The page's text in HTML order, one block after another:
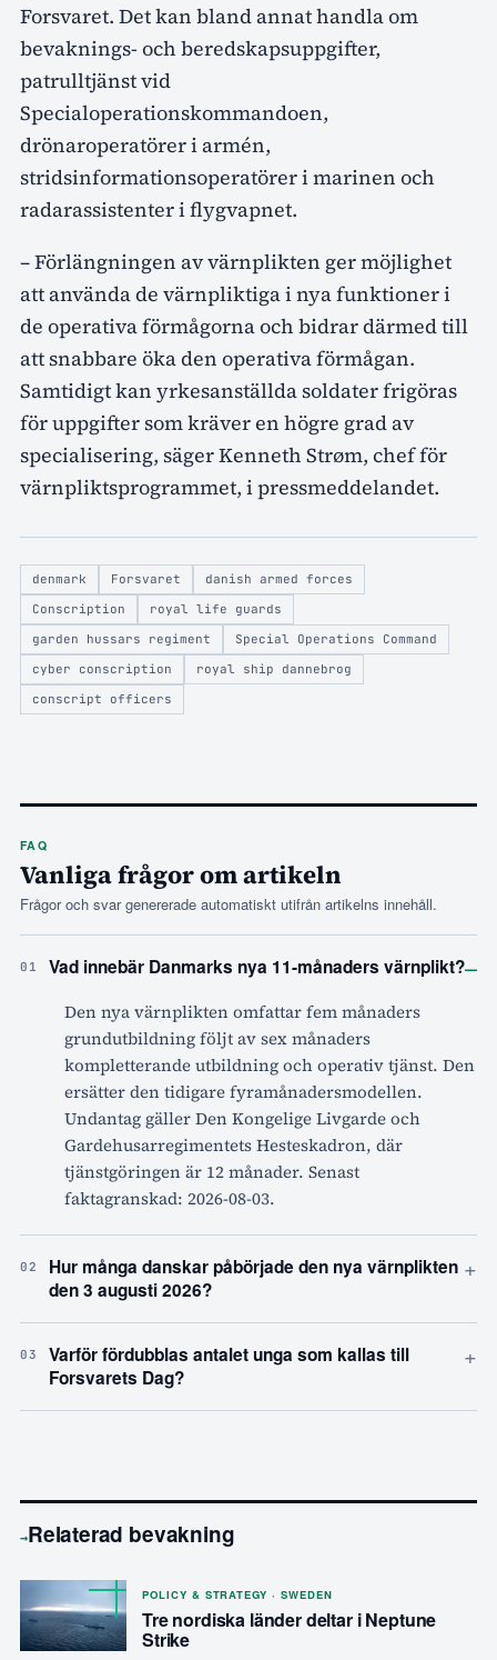
Forsvaret. Det kan bland annat handla om
bevaknings- och beredskapsuppgifter,
patrulltjänst vid
Specialoperationskommandoen,
drönaroperatörer i armén,
stridsinformationsoperatörer i marinen och
radarassistenter i flygvapnet.
– Förlängningen av värnplikten ger möjlighet
att använda de värnpliktiga i nya funktioner i
de operativa förmågorna och bidrar därmed till
att snabbare öka den operativa förmågan.
Samtidigt kan yrkesanställda soldater frigöras
för uppgifter som kräver en högre grad av
specialisering, säger Kenneth Strøm, chef för
värnpliktsprogrammet, i pressmeddelandet.
denmark Forsvaret
danish armed forces
Conscription
royal life guards
garden hussars regiment
Special Operations Command
cyber conscription
royal ship dannebrog
conscript officers
FAQ
Vanliga frågor om artikeln
Frågor och svar genererade automatiskt utifrån artikelns innehåll.
01 Vad innebär Danmarks nya 11-månaders värnplikt?–
Den nya värnplikten omfattar fem månaders
grundutbildning följt av sex månaders
kompletterande utbildning och operativ tjänst. Den
ersätter den tidigare fyramånadersmodellen.
Undantag gäller Den Kongelige Livgarde och
Gardehusarregimentets Hesteskadron, där
tjänstgöringen är 12 månader. Senast
faktagranskad: 2026-08-03.
02
Hur många danskar påbörjade den nya värnplikten
den 3 augusti 2026?
+
03
Varför fördubblas antalet unga som kallas till
Forsvarets Dag?
+
→Relaterad bevakning
POLICY & STRATEGY · SWEDEN
Tre nordiska länder deltar i Neptune
Strike